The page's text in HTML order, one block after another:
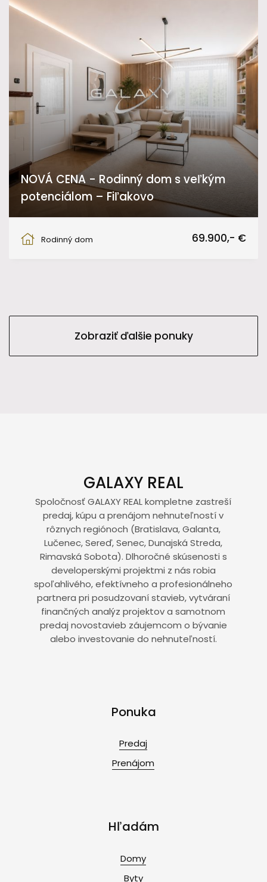
NOVÁ CENA - Rodinný dom s veľkým
potenciálom – Fiľakovo
Rodinný dom
69.900,- €
Zobraziť ďalšie ponuky
GALAXY REAL
Spoločnosť GALAXY REAL kompletne zastreší
predaj, kúpu a prenájom nehnuteľností v
rôznych regiónoch (Bratislava, Galanta,
Lučenec, Sereď, Senec, Dunajská Streda,
Rimavská Sobota). Dlhoročné skúsenosti s
developerskými projektmi z nás robia
spoľahlivého, efektívneho a profesionálneho
partnera pri posudzovaní stavieb, vytváraní
finančných analýz projektov a samotnom
predaj novostavieb záujemcom o bývanie
alebo investovanie do nehnuteľností.
Ponuka
Predaj
Prenájom
Hľadám
Domy
Byty